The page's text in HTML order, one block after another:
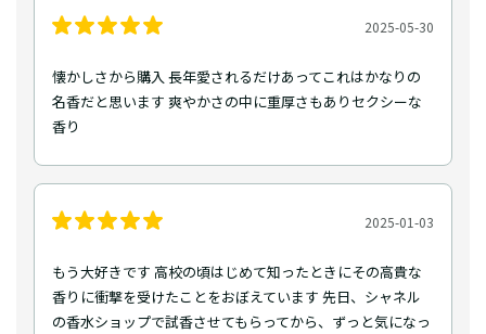
2025-05-30
懐かしさから購入 長年愛されるだけあってこれはかなりの
名香だと思います 爽やかさの中に重厚さもありセクシーな
香り
2025-01-03
もう大好きです 高校の頃はじめて知ったときにその高貴な
香りに衝撃を受けたことをおぼえています 先日、シャネル
の香水ショップで試香させてもらってから、ずっと気になっ